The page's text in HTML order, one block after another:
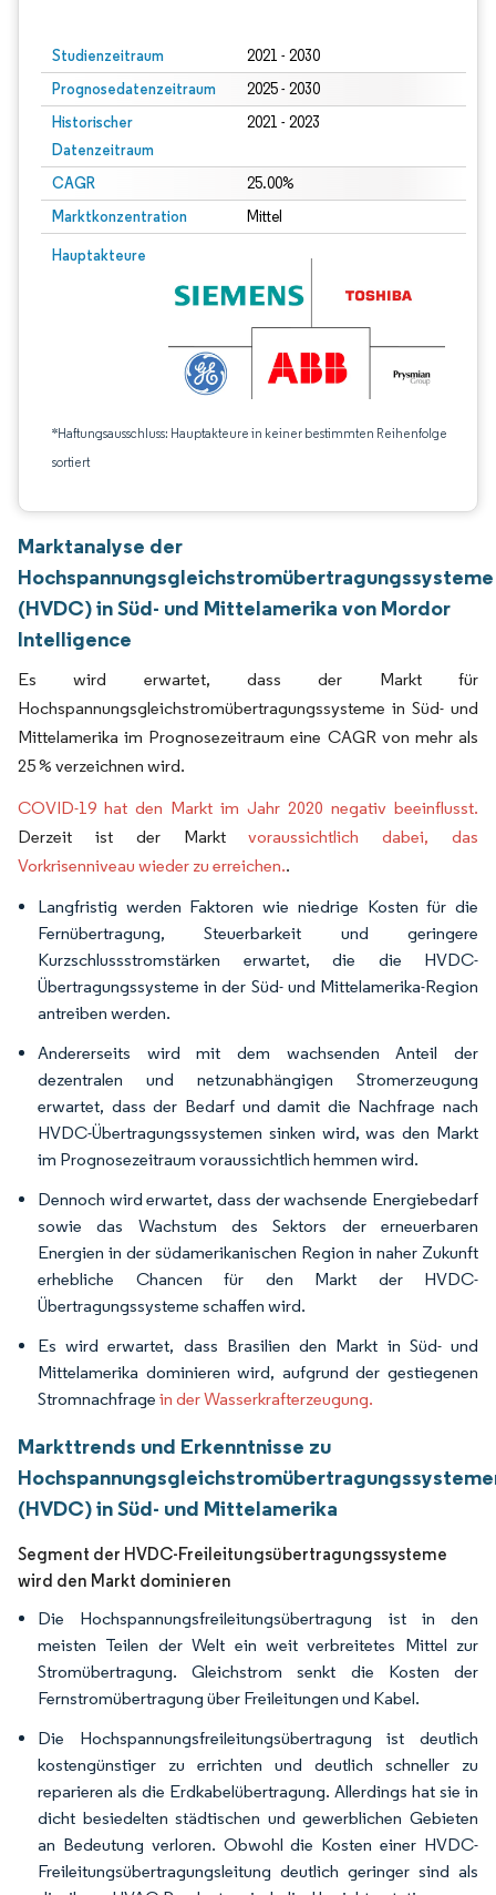
Studienzeitraum 2021 - 2030
Prognosedatenzeitraum 2025 - 2030
Historischer
Datenzeitraum
2021 - 2023
CAGR 25.00%
Marktkonzentration Mittel
Hauptakteure
*Haftungsausschluss: Hauptakteure in keiner bestimmten Reihenfolge
sortiert
Marktanalyse der
Hochspannungsgleichstromübertragungssysteme
(HVDC) in Süd- und Mittelamerika von Mordor
Intelligence
Es wird erwartet, dass der Markt für
Hochspannungsgleichstromübertragungssysteme in Süd- und
Mittelamerika im Prognosezeitraum eine CAGR von mehr als
25 % verzeichnen wird.
COVID-19 hat den Markt im Jahr 2020 negativ beeinflusst.
Derzeit ist der Marktvoraussichtlich dabei, das
Vorkrisenniveau wieder zu erreichen..
Langfristig werden Faktoren wie niedrige Kosten für die
Fernübertragung, Steuerbarkeit und geringere
Kurzschlussstromstärken erwartet, die die HVDC-
Übertragungssysteme in der Süd- und Mittelamerika-Region
antreiben werden.
Andererseits wird mit dem wachsenden Anteil der
dezentralen und netzunabhängigen Stromerzeugung
erwartet, dass der Bedarf und damit die Nachfrage nach
HVDC-Übertragungssystemen sinken wird, was den Markt
im Prognosezeitraum voraussichtlich hemmen wird.
Dennoch wird erwartet, dass der wachsende Energiebedarf
sowie das Wachstum des Sektors der erneuerbaren
Energien in der südamerikanischen Region in naher Zukunft
erhebliche Chancen für den Markt der HVDC-
Übertragungssysteme schaffen wird.
Es wird erwartet, dass Brasilien den Markt in Süd- und
Mittelamerika dominieren wird, aufgrund der gestiegenen
Stromnachfrage in der Wasserkrafterzeugung.
Markttrends und Erkenntnisse zu
(HVDC) in Süd- und Mittelamerika
Segment der HVDC-Freileitungsübertragungssysteme
wird den Markt dominieren
Die Hochspannungsfreileitungsübertragung ist in den
meisten Teilen der Welt ein weit verbreitetes Mittel zur
Stromübertragung. Gleichstrom senkt die Kosten der
Fernstromübertragung über Freileitungen und Kabel.
Die Hochspannungsfreileitungsübertragung ist deutlich
kostengünstiger zu errichten und deutlich schneller zu
reparieren als die Erdkabelübertragung. Allerdings hat sie in
dicht besiedelten städtischen und gewerblichen Gebieten
an Bedeutung verloren. Obwohl die Kosten einer HVDC-
Freileitungsübertragungsleitung deutlich geringer sind als